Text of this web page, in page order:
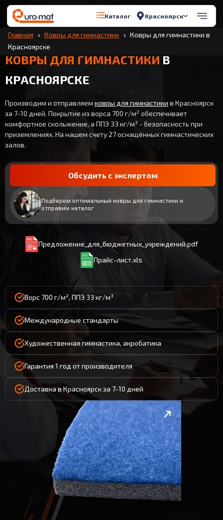
Каталог Красноярск
Главная Ковры для гимнастики
Ковры для гимнастики в
Красноярске
КОВРЫ ДЛЯ ГИМНАСТИКИ В
КРАСНОЯРСКЕ
Производим и отправляем ковры для гимнастики в Красноярск
за 7-10 дней. Покрытие из ворса 700 г/м² обеспечивает
комфортное скольжение, а ППЭ 33 кг/м³ - безопасность при
приземлениях. На нашем счету 27 оснащённых гимнастических
залов.
Обсудить с экспертом
Подберем оптимальный ковры для гимнастики и
отправим каталог
Предложение_для_бюджетных_учреждений.pdf
Прайс-лист.xls
Ворс 700 г/м², ППЭ 33 кг/м³
Международные стандарты
Художественная гимнастика, акробатика
Гарантия 1 год от производителя
Доставка в Красноярск за 7-10 дней